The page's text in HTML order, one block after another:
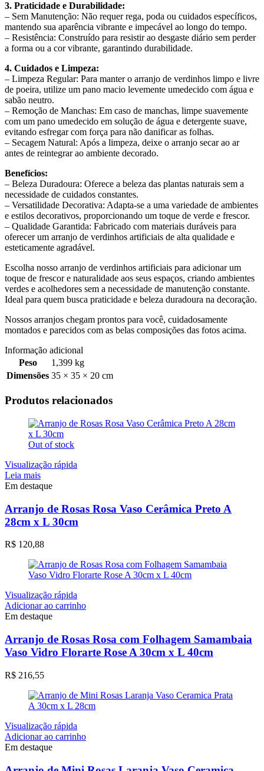
3. Praticidade e Durabilidade:
– Sem Manutenção: Não requer rega, poda ou cuidados específicos,
mantendo sua aparência vibrante e impecável ao longo do tempo.
– Resistência: Construído para resistir ao desgaste diário sem perder
a forma ou a cor vibrante, garantindo durabilidade.
4. Cuidados e Limpeza:
– Limpeza Regular: Para manter o arranjo de verdinhos limpo e livre
de poeira, utilize um pano macio levemente umedecido com água e
sabão neutro.
– Remoção de Manchas: Em caso de manchas, limpe suavemente
com um pano umedecido em solução de água e detergente suave,
evitando esfregar com força para não danificar as folhas.
– Secagem Natural: Após a limpeza, deixe o arranjo secar ao ar
antes de reintegrar ao ambiente decorado.
Benefícios:
– Beleza Duradoura: Oferece a beleza das plantas naturais sem a
necessidade de cuidados constantes.
– Versatilidade Decorativa: Adapta-se a uma variedade de ambientes
e estilos decorativos, proporcionando um toque de verde e frescor.
– Qualidade Garantida: Fabricado com materiais duráveis para
oferecer um arranjo de verdinhos artificiais de alta qualidade e
esteticamente agradável.
Escolha nosso arranjo de verdinhos artificiais para adicionar um
toque de frescor e naturalidade aos seus espaços, criando ambientes
verdes e acolhedores sem a necessidade de manutenção constante.
Ideal para quem busca praticidade e beleza duradoura na decoração.
Nossos arranjos chegam prontos para você, cuidadosamente
montados e parecidos com as belas composições das fotos acima.
Informação adicional
Peso
1,399 kg
Dimensões 35 × 35 × 20 cm
Produtos relacionados
Out of stock
Visualização rápida
Leia mais
Em destaque
Arranjo de Rosas Rosa Vaso Cerâmica Preto A
28cm x L 30cm
R$ 120,88
Visualização rápida
Adicionar ao carrinho
Em destaque
Arranjo de Rosas Rosa com Folhagem Samambaia
Vaso Vidro Florarte Rose A 30cm x L 40cm
R$ 216,55
Visualização rápida
Adicionar ao carrinho
Em destaque